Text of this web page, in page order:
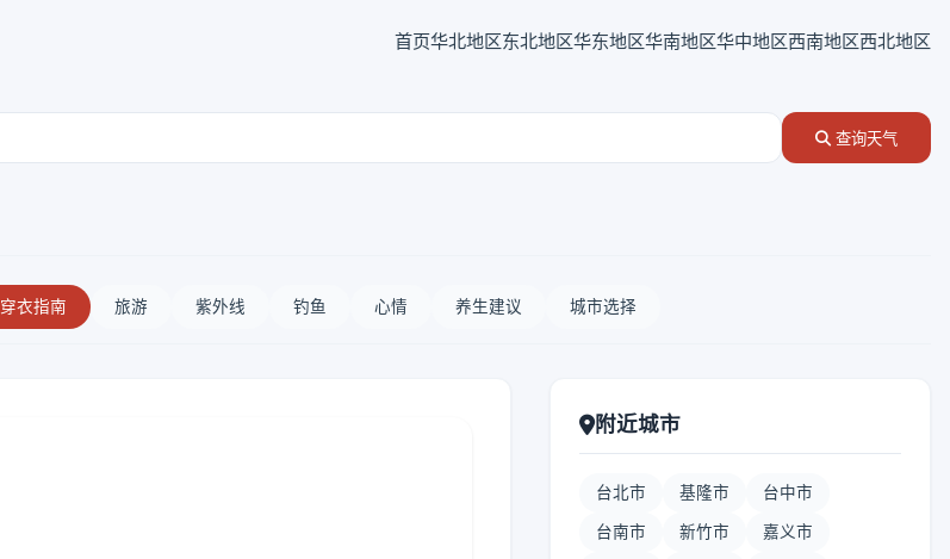
首页华北地区东北地区华东地区华南地区华中地区西南地区西北地区
查询天气
穿衣指南 旅游 紫外线 钓鱼 心情 养生建议 城市选择
附近城市
台北市 基隆市 台中市
台南市 新竹市 嘉义市